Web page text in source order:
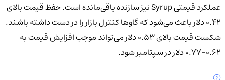
عملکرد قیمتی Syrup نیز سازنده باقی‌مانده است. حفظ قیمت بالای
۰.۴۲ دلار باعث می‌شود که گاوها کنترل بازار را در دست داشته باشند.
شکست قیمت بالای ۰.۵۳ دلار می‌تواند موجب افزایش قیمت به
۰.۶۲–۰.۷۷ دلار در سپتامبر شود.